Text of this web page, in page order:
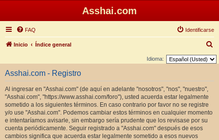
Asshai.com
FAQ Identificarse
Inicio Índice general
u
Idioma:
Asshai.com - Registro
Al ingresar en "Asshai.com" (de aquí en adelante "nosotros", "nos", "nuestro",
"Asshai.com", "https://www.asshai.com/foro"), usted acuerda estar legalmente
sometido a los siguientes términos. En caso contrario por favor no se registre
y/o use "Asshai.com". Podemos cambiar estos términos en cualquier momento
e intentaríamos avisarle, sin embargo sería prudente que los revisase por su
cuenta periódicamente. Seguir registrado a "Asshai.com" después de esos
cambios significa que acuerda estar legalmente sometido a esos nuevos